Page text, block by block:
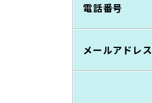
電話番号
メールアドレス